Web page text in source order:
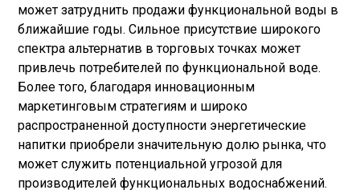
может затруднить продажи функциональной воды в
ближайшие годы. Сильное присутствие широкого
спектра альтернатив в торговых точках может
привлечь потребителей по функциональной воде.
Более того, благодаря инновационным
маркетинговым стратегиям и широко
распространенной доступности энергетические
напитки приобрели значительную долю рынка, что
может служить потенциальной угрозой для
производителей функциональных водоснабжений.